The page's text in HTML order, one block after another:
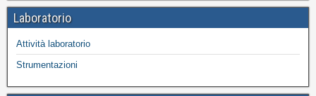
Laboratorio
Attività laboratorio
Strumentazioni